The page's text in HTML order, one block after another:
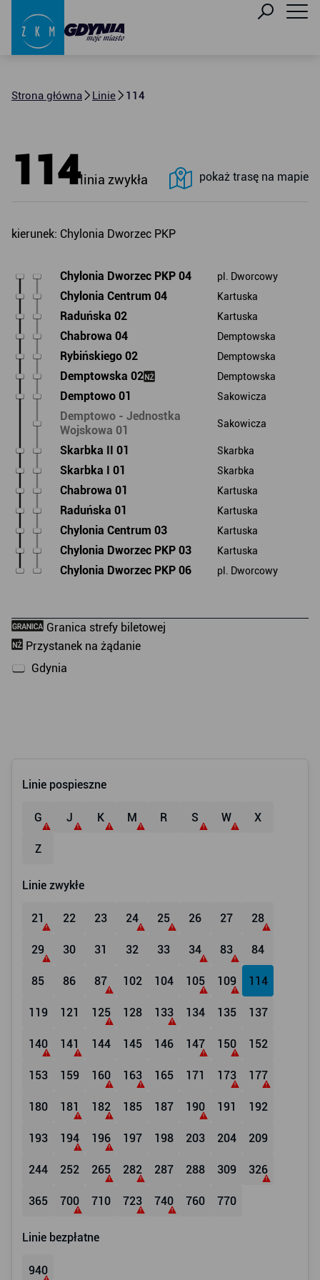
Strona główna Linie 114
Linie pospieszne
G J K M R S W X
Z
Linie zwykłe
21 22 23 24 25 26 27 28
29 30 31 32 33 34 83 84
85 86 87 102 104 105 109 114
119 121 125 128 133 134 135 137
140 141 144 145 146 147 150 152
153 159 160 163 165 171 173 177
180 181 182 185 187 190 191 192
193 194 196 197 198 203 204 209
244 252 265 282 287 288 309 326
365 700 710 723 740 760 770
Linie bezpłatne
940